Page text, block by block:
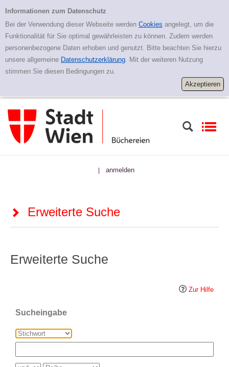
Erweiterte Suche
Informationen zum Datenschutz
Bei der Verwendung dieser Webseite werden Cookies angelegt, um die
Funktionalität für Sie optimal gewährleisten zu können. Zudem werden
personenbezogene Daten erhoben und genutzt. Bitte beachten Sie hierzu
unsere allgemeine Datenschutzerklärung. Mit der weiteren Nutzung
stimmen Sie diesen Bedingungen zu.
| anmelden
Erweiterte Suche
Erweiterte Suche
Zur Hilfe
Sucheingabe